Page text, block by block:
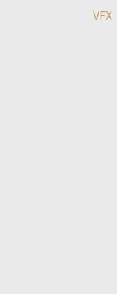
VFX